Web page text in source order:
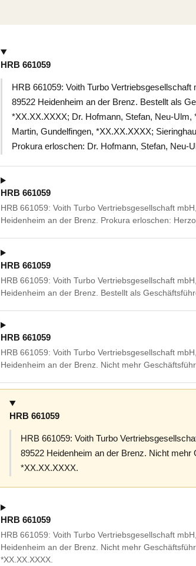
HRB 661059
HRB 661059: Voith Turbo
89522 Heidenheim an der Brenz. Bestellt als
*XX.XX.XXXX; Dr. Hofmann, Stefan, Neu-
Martin, Gundelfingen, *XX.XX.XXXX;
Prokura erloschen: Dr. Hofmann, Stefan, Neu-
HRB 661059
HRB 661059: Voith Turbo Vertriebsgesellschaft
Heidenheim an der Brenz. Prokura erloschen:
HRB 661059
HRB 661059: Voith Turbo Vertriebsgesellschaft
Heidenheim an der Brenz. Bestellt als
HRB 661059
HRB 661059: Voith Turbo Vertriebsgesellschaft
Heidenheim an der Brenz. Nicht mehr
HRB 661059
HRB 661059: Voith Turbo
89522 Heidenheim an der Brenz. Nicht
*XX.XX.XXXX.
HRB 661059
HRB 661059: Voith Turbo Vertriebsgesellschaft
Heidenheim an der Brenz. Nicht mehr
*XX.XX.XXXX.